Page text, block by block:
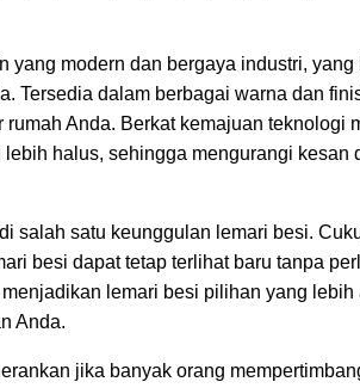
yang modern dan bergaya industri,
Tersedia dalam berbagai warna dan
Anda. Berkat kemajuan teknologi
halus, sehingga mengurangi kesan
salah satu keunggulan lemari besi.
besi dapat tetap terlihat baru tanpa
lemari besi pilihan yang lebih
Anda.
jika banyak orang